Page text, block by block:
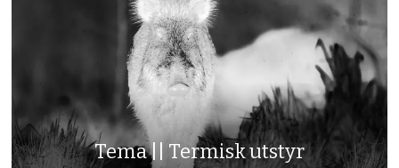
Tema || Termisk utstyr